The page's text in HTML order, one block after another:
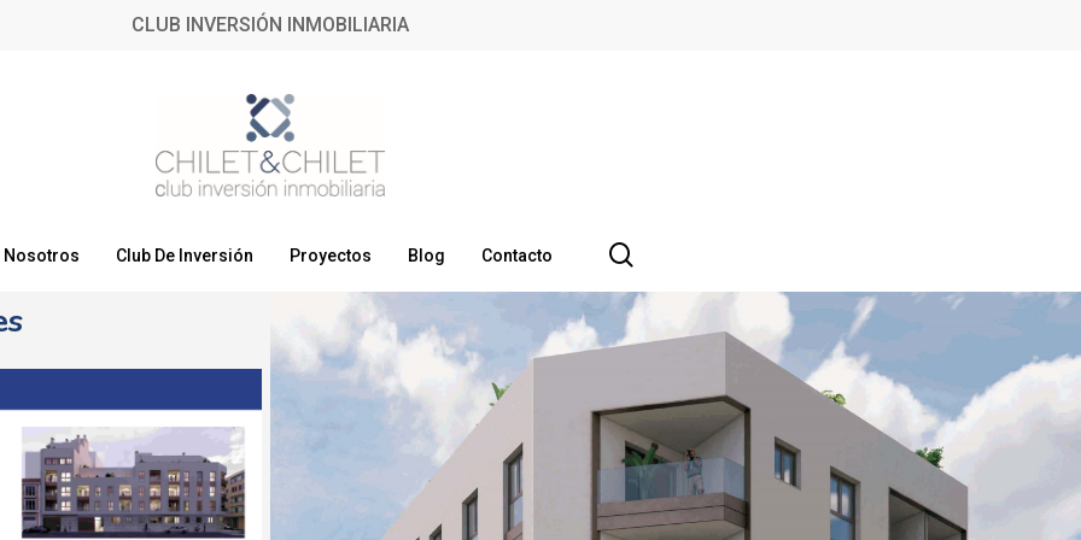
CLUB INVERSIÓN INMOBILIARIA
Nosotros Club De Inversión Proyectos Blog Contacto